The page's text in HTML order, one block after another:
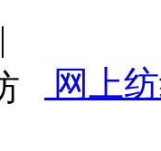
网上